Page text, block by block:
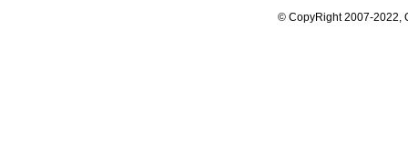
© CopyRight 2007-2022,